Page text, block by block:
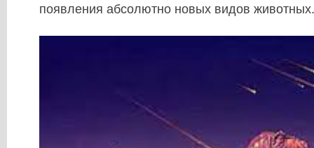
появления абсолютно новых видов